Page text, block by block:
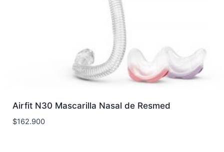
Airfit N30 Mascarilla Nasal de Resmed
$162.900